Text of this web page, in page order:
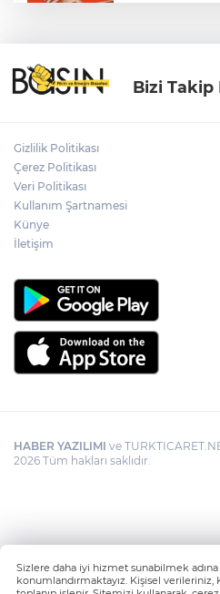
Türkiye ile
yeni dönem...
Bizi Takip
Gizlilik Politikası
Çerez Politikası
Veri Politikası
Kullanım Şartnamesi
Künye
İletişim
HABER YAZILIMI ve
2026 Tüm hakları saklıdır.
Sizlere daha iyi hizmet sunabilmek
konumlandırmaktayız. Kişisel verileriniz,